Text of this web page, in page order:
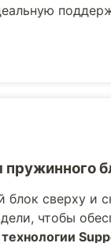
пружинного
блок сверху и
чтобы
технологии